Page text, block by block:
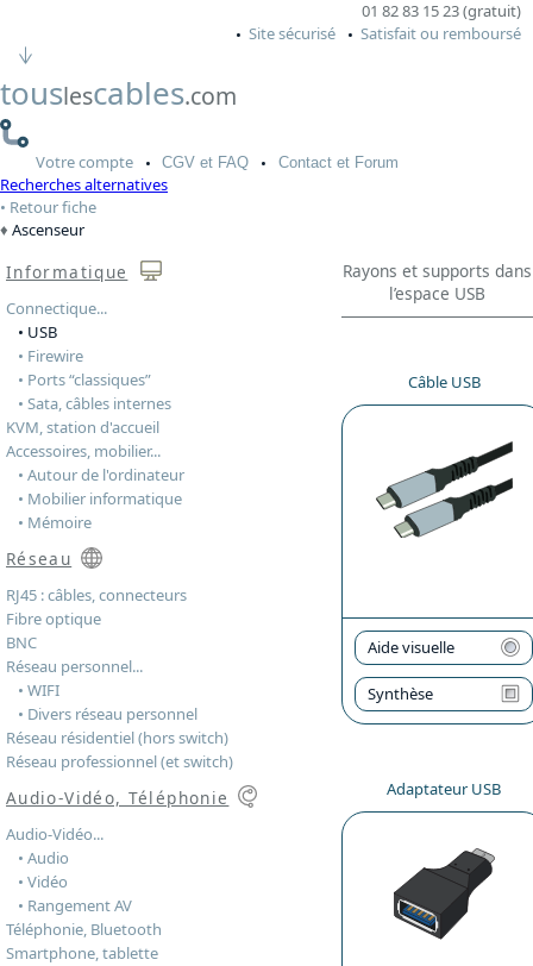
01 82 83 15 23 (gratuit)
Site sécurisé
Satisfait ou remboursé
touslescables.com
Votrecompte CGV et FAQ Contactet Forum
Recherches alternatives
Retour fiche
Ascenseur
Rayons et supports dans
l’espace USB
Câble USB
Aide visuelle
Synthèse
Adaptateur USB
Informatique
Connectique...
• USB
• Firewire
• Ports “classiques”
• Sata, câbles internes
KVM, station d'accueil
Accessoires, mobilier...
• Autour de l'ordinateur
• Mobilier informatique
• Mémoire
Réseau
RJ45 : câbles, connecteurs
Fibre optique
BNC
Réseau personnel...
• WIFI
• Divers réseau personnel
Réseau résidentiel (hors switch)
Réseau professionnel (et switch)
Audio-Vidéo, Téléphonie
Audio-Vidéo...
• Audio
• Vidéo
• Rangement AV
Téléphonie, Bluetooth
Smartphone, tablette